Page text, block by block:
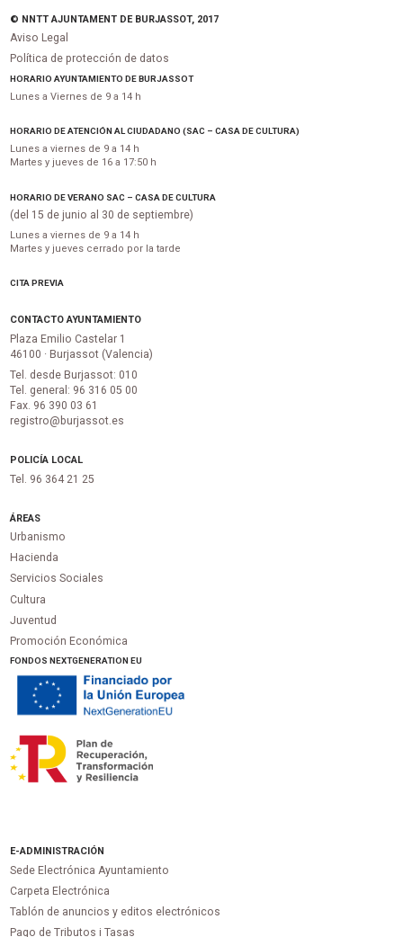
© NNTT AJUNTAMENT DE BURJASSOT, 2017
Aviso Legal
Política de protección de datos
HORARIO AYUNTAMIENTO DE BURJASSOT
Lunes a Viernes de 9 a 14 h
HORARIO DE ATENCIÓN AL CIUDADANO (SAC – CASA DE CULTURA)
Lunes a viernes de 9 a 14 h
Martes y jueves de 16 a 17:50 h
HORARIO DE VERANO SAC – CASA DE CULTURA
(del 15 de junio al 30 de septiembre)
Lunes a viernes de 9 a 14 h
Martes y jueves cerrado por la tarde
CITA PREVIA
CONTACTO AYUNTAMIENTO
Plaza Emilio Castelar 1
46100 · Burjassot (Valencia)
Tel. desde Burjassot: 010
Tel. general: 96 316 05 00
Fax. 96 390 03 61
registro@burjassot.es
POLICÍA LOCAL
Tel. 96 364 21 25
ÁREAS
Urbanismo
Hacienda
Servicios Sociales
Cultura
Juventud
Promoción Económica
FONDOS NEXTGENERATION EU
E-ADMINISTRACIÓN
Sede Electrónica Ayuntamiento
Carpeta Electrónica
Tablón de anuncios y editos electrónicos
Pago de Tributos i Tasas